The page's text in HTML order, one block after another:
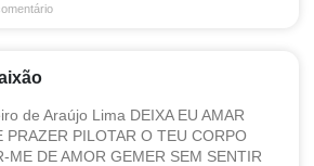
de Araújo Lima DEIXA EU AMAR
PRAZER PILOTAR O TEU CORPO
ME DE AMOR GEMER SEM SENTIR